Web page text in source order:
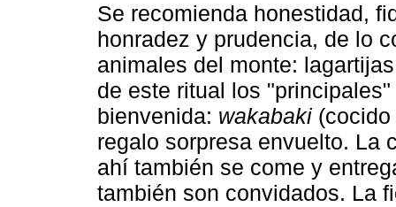
Se recomienda honestidad,
honradez y prudencia, de lo
animales del monte:
de este ritual los
bienvenida: wakabaki
regalo sorpresa envuelto. La
ahí también se come y
también son convidados. La